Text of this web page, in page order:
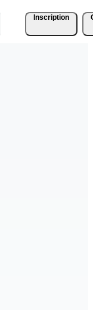
Inscription